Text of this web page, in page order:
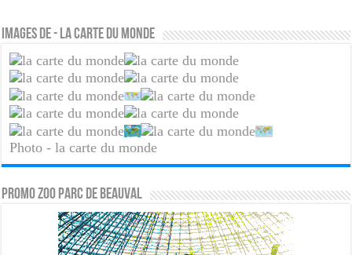
Images de - la carte du monde
Photo - la carte du monde
PROMO ZOO PARC DE BEAUVAL